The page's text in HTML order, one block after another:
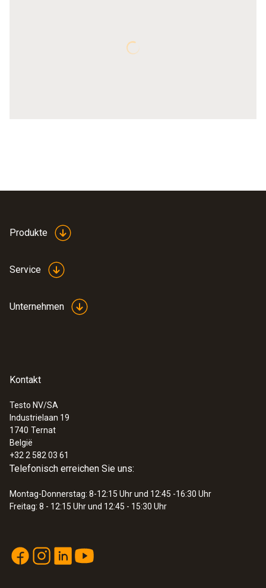
Produkte
Service
Unternehmen
Kontakt
Testo NV/SA
Industrielaan 19
1740 Ternat
België
+32 2 582 03 61
Telefonisch erreichen Sie uns:
Montag-Donnerstag: 8-12:15 Uhr und 12:45 -16:30 Uhr
Freitag: 8 - 12:15 Uhr und 12:45 - 15:30 Uhr